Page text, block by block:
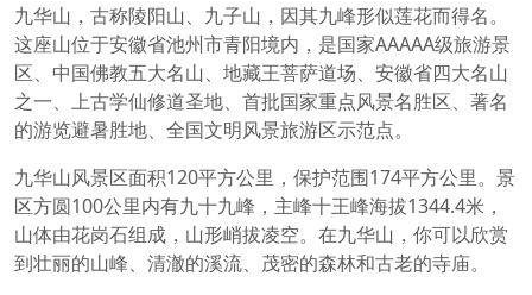
九华山，古称陵阳山、九子山，因其九峰形似莲花而得名。
这座山位于安徽省池州市青阳境内，是国家AAAAA级旅游景
区、中国佛教五大名山、地藏王菩萨道场、安徽省四大名山
之一、上古学仙修道圣地、首批国家重点风景名胜区、著名
的游览避暑胜地、全国文明风景旅游区示范点。
九华山风景区面积120平方公里，保护范围174平方公里。景
区方圆100公里内有九十九峰，主峰十王峰海拔1344.4米，
山体由花岗石组成，山形峭拔凌空。在九华山，你可以欣赏
到壮丽的山峰、清澈的溪流、茂密的森林和古老的寺庙。